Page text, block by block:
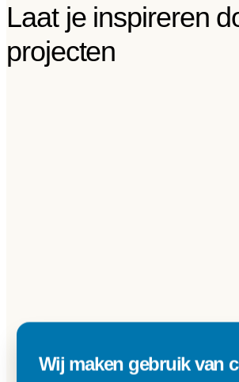
Laat je inspireren
projecten
Wij maken gebruik van